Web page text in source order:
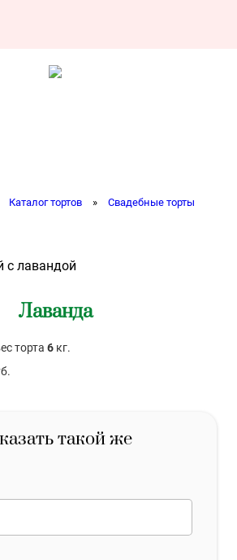
Каталог тортов »
Свадебные торты
Лаванда
торта 6 кг.
такой же